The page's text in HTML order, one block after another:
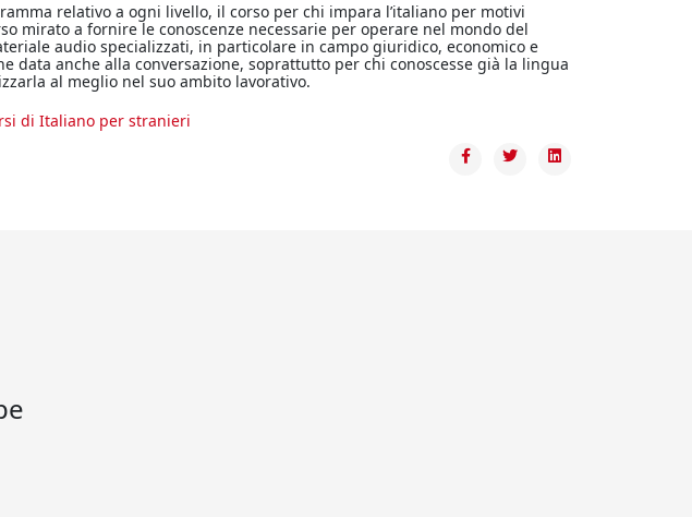
relativo a ogni livello, il corso per chi impara l’italiano per motivi
mirato a fornire le conoscenze necessarie per operare nel mondo del
audio specializzati, in particolare in campo giuridico, economico e
data anche alla conversazione, soprattutto per chi conoscesse già la lingua
al meglio nel suo ambito lavorativo.
di Italiano per stranieri